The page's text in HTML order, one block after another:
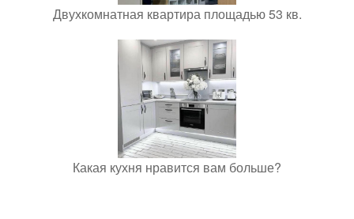
Двухкомнатная квартира площадью 53 кв.
Какая кухня нравится вам больше?